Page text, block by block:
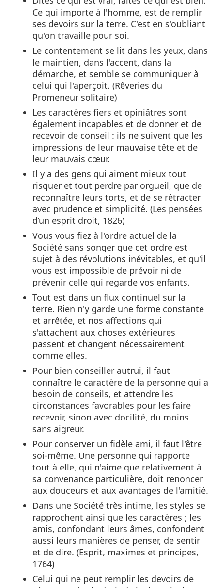
Ce qui importe à l'homme, est de remplir
ses devoirs sur la terre. C'est en s'oubliant
qu'on travaille pour soi.
Le contentement se lit dans les yeux, dans
le maintien, dans l'accent, dans la
démarche, et semble se communiquer à
celui qui l'aperçoit. (Rêveries du
Promeneur solitaire)
Les caractères fiers et opiniâtres sont
également incapables et de donner et de
recevoir de conseil : ils ne suivent que les
impressions de leur mauvaise tête et de
leur mauvais cœur.
Il y a des gens qui aiment mieux tout
risquer et tout perdre par orgueil, que de
reconnaître leurs torts, et de se rétracter
avec prudence et simplicité. (Les pensées
d’un esprit droit, 1826)
Vous vous fiez à l'ordre actuel de la
Société sans songer que cet ordre est
sujet à des révolutions inévitables, et qu'il
vous est impossible de prévoir ni de
prévenir celle qui regarde vos enfants.
Tout est dans un flux continuel sur la
terre. Rien n'y garde une forme constante
et arrêtée, et nos affections qui
s'attachent aux choses extérieures
passent et changent nécessairement
comme elles.
Pour bien conseiller autrui, il faut
connaître le caractère de la personne qui a
besoin de conseils, et attendre les
circonstances favorables pour les faire
recevoir, sinon avec docilité, du moins
sans aigreur.
Pour conserver un fidèle ami, il faut l'être
soi-même. Une personne qui rapporte
tout à elle, qui n'aime que relativement à
sa convenance particulière, doit renoncer
aux douceurs et aux avantages de l'amitié.
Dans une Société très intime, les styles se
rapprochent ainsi que les caractères ; les
amis, confondant leurs âmes, confondent
aussi leurs manières de penser, de sentir
et de dire. (Esprit, maximes et principes,
1764)
Celui qui ne peut remplir les devoirs de